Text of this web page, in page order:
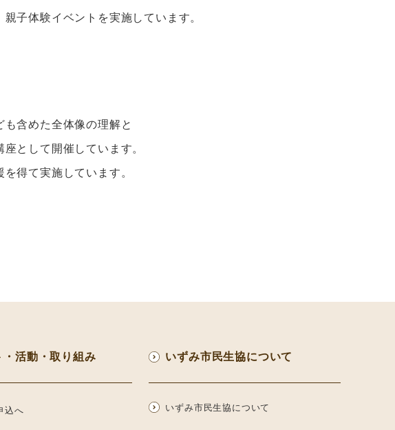
体験イベントを実施しています。
含めた全体像の理解と
として開催しています。
得て実施しています。
・活動・取り組み
込へ
いずみ市民生協について
いずみ市民生協について